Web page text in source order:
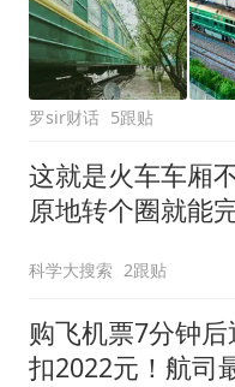
罗sir财话 5跟贴
这就是火车车厢
原地转个圈就能
科学大搜索 2跟贴
购飞机票7分钟
扣2022元！航司